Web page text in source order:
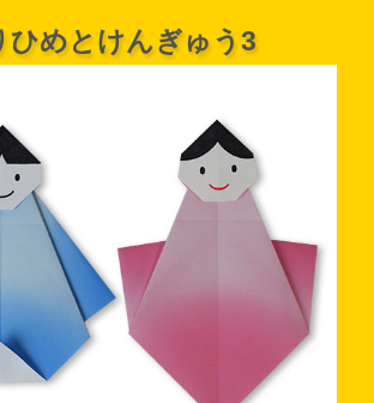
ひめとけんぎゅう3